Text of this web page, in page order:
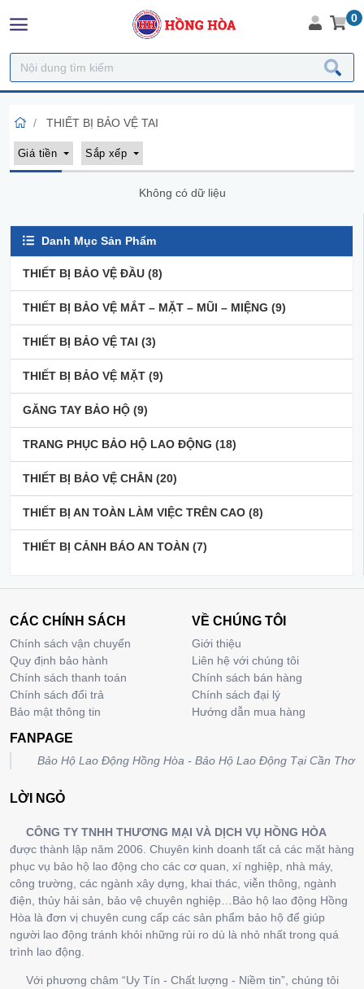
0
Danh Mục Sản Phẩm
THIẾT BỊ BẢO VỆ ĐẦU (8)
THIẾT BỊ BẢO VỆ MẮT – MẶT – MŨI – MIỆNG (9)
THIẾT BỊ BẢO VỆ TAI (3)
THIẾT BỊ BẢO VỆ MẶT (9)
GĂNG TAY BẢO HỘ (9)
TRANG PHỤC BẢO HỘ LAO ĐỘNG (18)
THIẾT BỊ BẢO VỆ CHÂN (20)
THIẾT BỊ AN TOÀN LÀM VIỆC TRÊN CAO (8)
THIẾT BỊ CẢNH BÁO AN TOÀN (7)
THIẾT BỊ BẢO VỆ TAI
Giá tiền Sắp xếp
Không có dữ liệu
CÁC CHÍNH SÁCH
Chính sách vận chuyển
Quy định bảo hành
Chính sách thanh toán
Chính sách đổi trả
Bảo mật thông tin
VỀ CHÚNG TÔI
Giới thiệu
Liên hệ với chúng tôi
Chính sách bán hàng
Chính sách đại lý
Hướng dẫn mua hàng
FANPAGE
Bảo Hộ Lao Động Hồng Hòa - Bảo Hộ Lao Động Tại Cần Thơ
LỜI NGỎ
CÔNG TY TNHH THƯƠNG MẠI VÀ DỊCH VỤ HỒNG HÒA
được thành lập năm 2006. Chuyên kinh doanh tất cả các mặt hàng
phục vụ bảo hộ lao động cho các cơ quan, xí nghiệp, nhà máy,
công trường, các ngành xây dựng, khai thác, viễn thông, ngành
điện, thủy hải sản, bảo vệ chuyên nghiệp…Bảo hộ lao động Hồng
Hòa là đơn vị chuyên cung cấp các sản phẩm bảo hộ để giúp
người lao động tránh khỏi những rủi ro dù là nhỏ nhất trong quá
trình lao động.
Với phương châm “Uy Tín - Chất lượng - Niềm tin”, chúng tôi